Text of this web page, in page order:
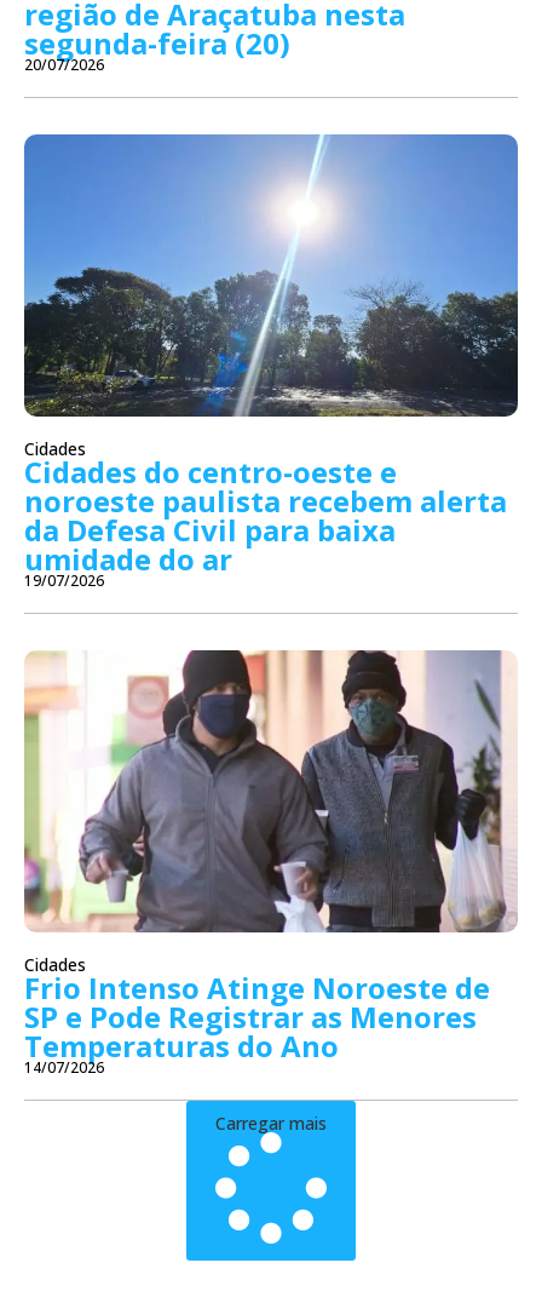
região de Araçatuba nesta
segunda-feira (20)
20/07/2026
Cidades
Cidades do centro-oeste e
noroeste paulista recebem alerta
da Defesa Civil para baixa
umidade do ar
19/07/2026
Cidades
Frio Intenso Atinge Noroeste de
SP e Pode Registrar as Menores
Temperaturas do Ano
14/07/2026
Carregar mais